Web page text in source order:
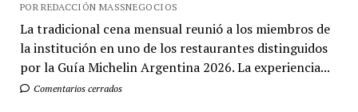
POR REDACCIÓN MASSNEGOCIOS
La tradicional cena mensual reunió a los miembros de
la institución en uno de los restaurantes distinguidos
por la Guía Michelin Argentina 2026. La experiencia...
Comentarios cerrados